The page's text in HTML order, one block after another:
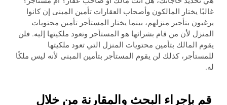
غالبًا يختار المالكون وأصحاب العقارات تأمين المبنى إن كانوا
يرغبون بتأجير منزلهم، بينما يختار المستأجر تأمين محتويات
المنزل لأن من قام بشرائها هو المستأجر وتعود ملكيتها إليه. فلن
يقوم المالك بتأمين محتويات المنزل التي تعود ملكيتها
للمستأجر، كذلك لن يقوم المستأجر بتأمين المبنى لأنه ليس ملكًا
له.
قم بإجراء البحث والمقارنة من خلال